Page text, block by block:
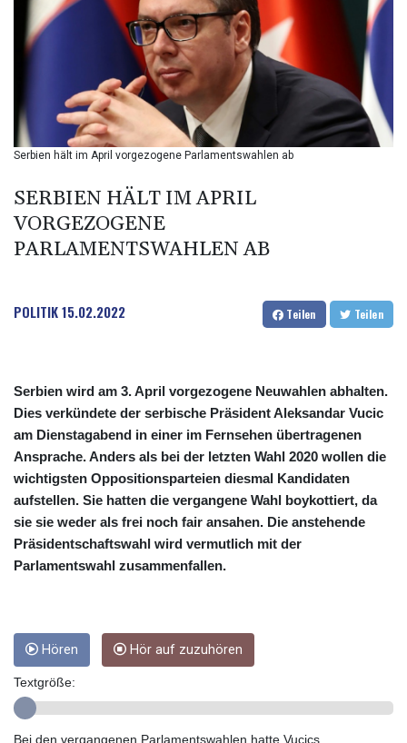
BND 1.280355
BOB 12.127059
BRL 5.121102
BSD 0.998525
BTN 94.928527
BWP 13.540594
BYN 2.95324
CLP 914.020319
CNY 6.750205
CRC 452.79721
CUC 1
CVE 95.41136
DJF 177.80489
DKK 6.47365
DOP 58.232602
Serbien hält im April vorgezogene Parlamentswahlen ab
SERBIEN HÄLT IM APRIL
VORGEZOGENE
PARLAMENTSWAHLEN AB
POLITIK15.02.2022 Teilen Teilen
Serbien wird am 3. April vorgezogene Neuwahlen abhalten.
Dies verkündete der serbische Präsident Aleksandar Vucic
am Dienstagabend in einer im Fernsehen übertragenen
Ansprache. Anders als bei der letzten Wahl 2020 wollen die
wichtigsten Oppositionsparteien diesmal Kandidaten
aufstellen. Sie hatten die vergangene Wahl boykottiert, da
sie sie weder als frei noch fair ansahen. Die anstehende
Präsidentschaftswahl wird vermutlich mit der
Parlamentswahl zusammenfallen.
Hören Hör auf zuzuhören
Textgröße:
Bei den vergangenen Parlamentswahlen hatte Vucics